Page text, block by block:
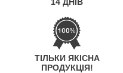
ТІЛЬКИ ЯКІСНА
ПРОДУКЦІЯ!